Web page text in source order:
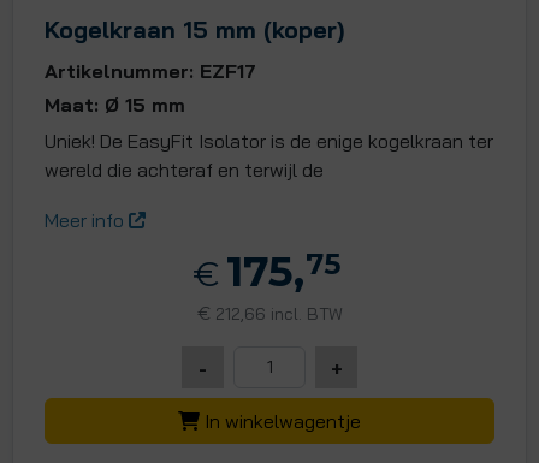
Kogelkraan 15 mm (koper)
Artikelnummer: EZF17
Maat: Ø 15 mm
Uniek! De EasyFit Isolator is de enige kogelkraan ter
wereld die achteraf en terwijl de
Meer info
€ 175,75
€ 212,66 incl. BTW
- +
In winkelwagentje